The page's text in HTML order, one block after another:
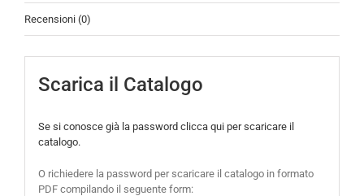
Recensioni (0)
Scarica il Catalogo
Se si conosce già la password clicca qui per scaricare il
catalogo.
O richiedere la password per scaricare il catalogo in formato
PDF compilando il seguente form: